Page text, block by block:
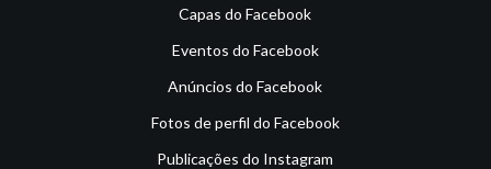
Capas do Facebook
Eventos do Facebook
Anúncios do Facebook
Fotos de perfil do Facebook
Publicações do Instagram